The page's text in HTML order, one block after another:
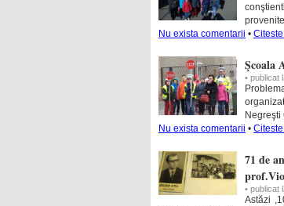
Nu exista comentarii •
Şcoala
• publicat
Nu exista comentarii •
71 de
• publicat
Astăzi